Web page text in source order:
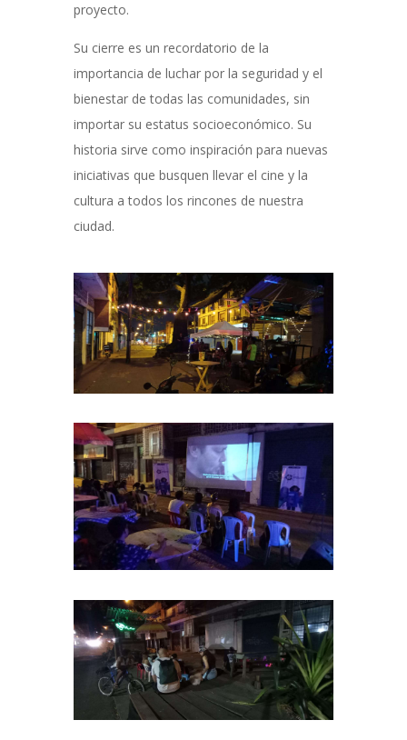
proyecto.
Su cierre es un recordatorio de la
importancia de luchar por la seguridad y el
bienestar de todas las comunidades, sin
importar su estatus socioeconómico. Su
historia sirve como inspiración para nuevas
iniciativas que busquen llevar el cine y la
cultura a todos los rincones de nuestra
ciudad.